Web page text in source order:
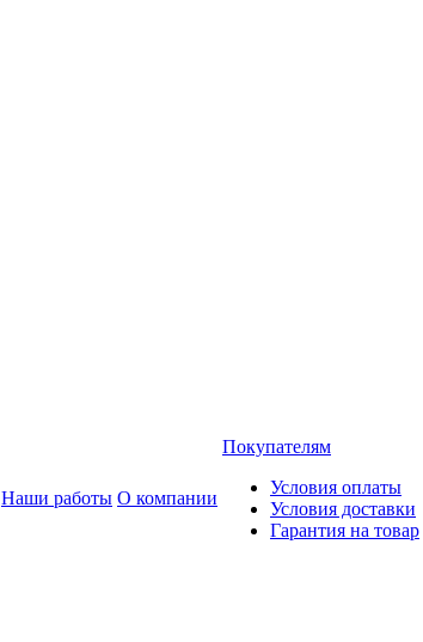
Наши работы О компании
Покупателям
Условия оплаты
Условия доставки
Гарантия на товар